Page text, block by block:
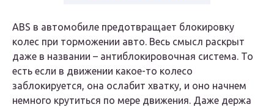
ABS в автомобиле предотвращает блокировку
колес при торможении авто. Весь смысл раскрыт
даже в названии – антиблокировочная система. То
есть если в движении какое-то колесо
заблокируется, она ослабит хватку, и оно начнем
немного крутиться по мере движения. Даже держа